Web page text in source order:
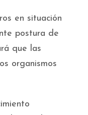
en situación
postura de
que las
organismos